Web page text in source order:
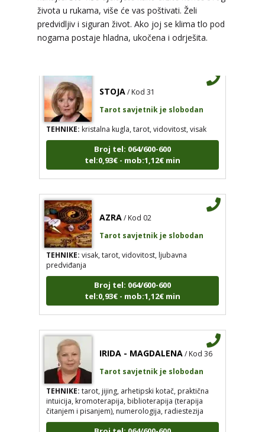
života u rukama, više će vas poštivati. Želi
predvidljiv i siguran život. Ako joj se klima tlo pod
nogama postaje hladna, ukočena i odrješita.
Broj tel: 064/600-600
tel:0,93€ - mob:1,12€ min
TEHNIKE:kristalna kugla, tarot, vidovitost, visak
Broj tel: 064/600-600
tel:0,93€ - mob:1,12€ min
TEHNIKE:visak, tarot, vidovitost, ljubavna
predviđanja
Broj tel: 064/600-600
tel:0,93€ - mob:1,12€ min
/ Kod 36
TEHNIKE:tarot, jijing, arhetipski kotač, praktična
intuicija, kromoterapija, biblioterapija (terapija
čitanjem i pisanjem), numerologija, radiestezija
Broj tel: 064/600-600